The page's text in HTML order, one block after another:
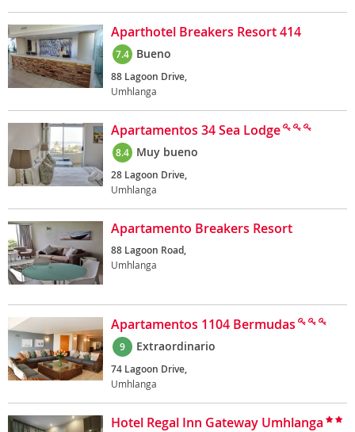
Aparthotel Breakers Resort 414
7.4 Bueno
88 Lagoon Drive,
Umhlanga
Apartamentos 34 Sea Lodge
8.4 Muy bueno
28 Lagoon Drive,
Umhlanga
Apartamento Breakers Resort
88 Lagoon Road,
Umhlanga
Apartamentos 1104 Bermudas
9 Extraordinario
74 Lagoon Drive,
Umhlanga
Hotel Regal Inn Gateway Umhlanga